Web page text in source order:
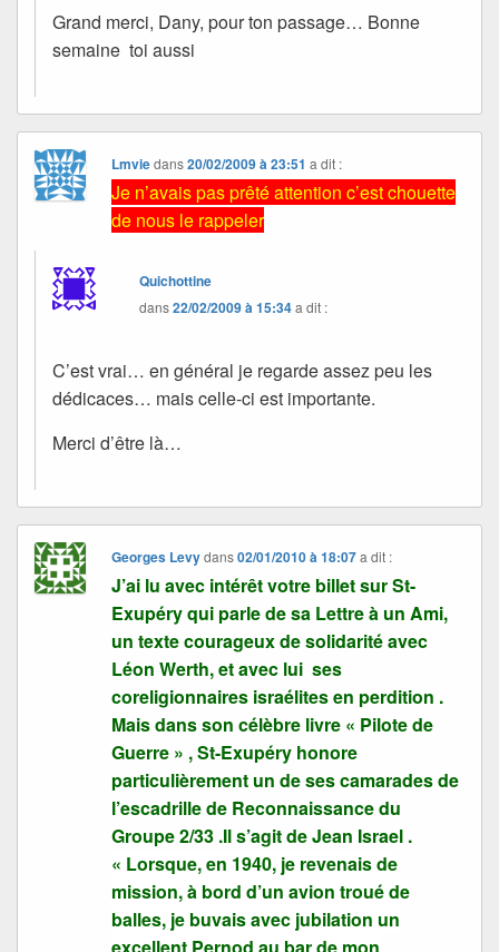
Grand merci, Dany, pour ton passage… Bonne
semaine toi aussi
Lmviedans20/02/2009 à 23:51 a dit :
Je n’avais pas prêté attention c’est chouette
de nous le rappeler
Quichottine
dans22/02/2009 à 15:34a dit :
C’est vrai… en général je regarde assez peu les
dédicaces… mais celle-ci est importante.
Merci d’être là…
Georges Levydans02/01/2010 à 18:07 a dit :
J’ai lu avec intérêt votre billet sur St-
Exupéry qui parle de sa Lettre à un Ami,
un texte courageux de solidarité avec
Léon Werth, et avec lui ses
coreligionnaires israélites en perdition .
Mais dans son célèbre livre « Pilote de
Guerre » , St-Exupéry honore
particulièrement un de ses camarades de
l’escadrille de Reconnaissance du
Groupe 2/33 .Il s’agit de Jean Israel .
« Lorsque, en 1940, je revenais de
mission, à bord d’un avion troué de
balles, je buvais avec jubilation un